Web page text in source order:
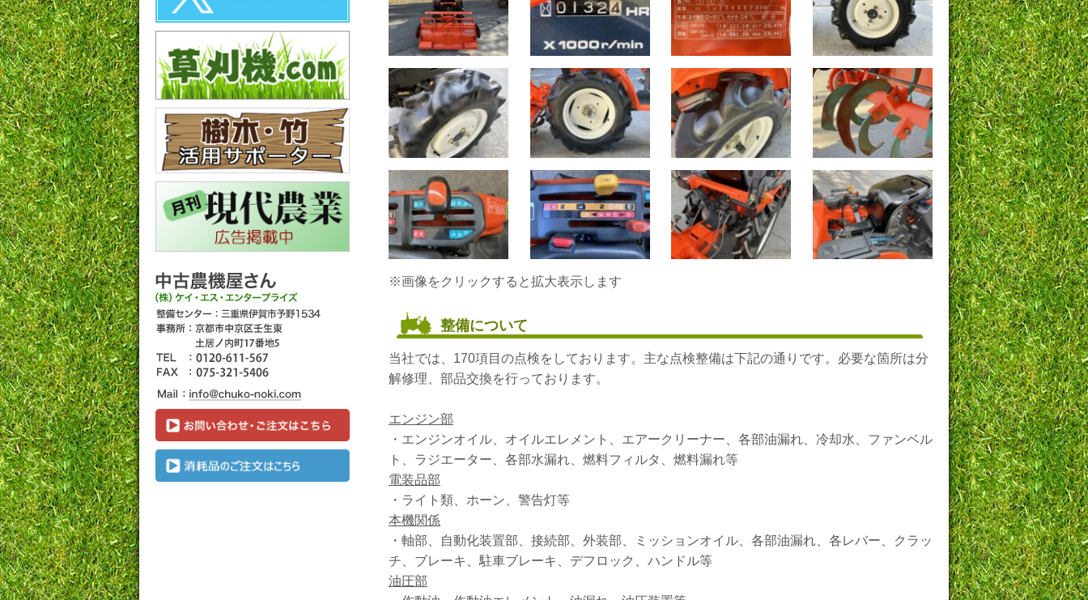
※画像をクリックすると拡大表示します
整備について
当社では、170項目の点検をしております。主な点検整備は下記の通りです。必要な箇所は分
解修理、部品交換を行っております。
エンジン部
・エンジンオイル、オイルエレメント、エアークリーナー、各部油漏れ、冷却水、ファンベル
ト、ラジエーター、各部水漏れ、燃料フィルタ、燃料漏れ等
電装品部
・ライト類、ホーン、警告灯等
本機関係
・軸部、自動化装置部、接続部、外装部、ミッションオイル、各部油漏れ、各レバー、クラッ
チ、ブレーキ、駐車ブレーキ、デフロック、ハンドル等
油圧部